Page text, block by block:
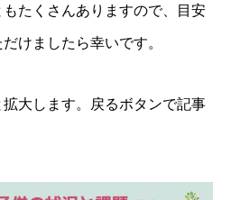
たくさんありますので、 目安
けましたら幸いです。
拡大します。戻るボタンで記事